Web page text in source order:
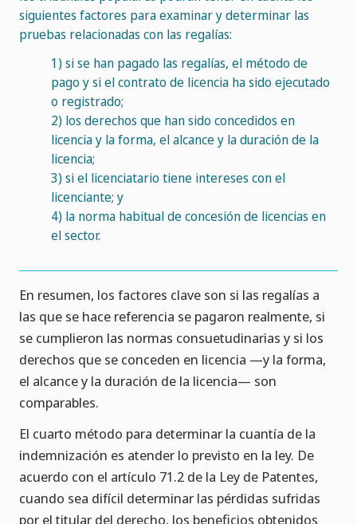
siguientes factores para examinar y determinar las
pruebas relacionadas con las regalías:
1) si se han pagado las regalías, el método de
pago y si el contrato de licencia ha sido ejecutado
o registrado;
2) los derechos que han sido concedidos en
licencia y la forma, el alcance y la duración de la
licencia;
3) si el licenciatario tiene intereses con el
licenciante; y
4) la norma habitual de concesión de licencias en
el sector.
En resumen, los factores clave son si las regalías a
las que se hace referencia se pagaron realmente, si
se cumplieron las normas consuetudinarias y si los
derechos que se conceden en licencia —y la forma,
el alcance y la duración de la licencia— son
comparables.
El cuarto método para determinar la cuantía de la
indemnización es atender lo previsto en la ley. De
acuerdo con el artículo 71.2 de la Ley de Patentes,
cuando sea difícil determinar las pérdidas sufridas
por el titular del derecho, los beneficios obtenidos